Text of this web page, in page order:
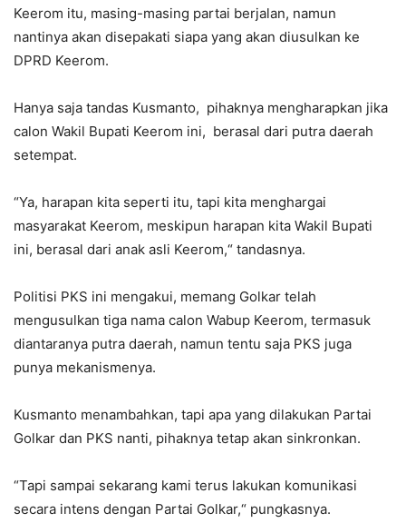
Keerom itu, masing-masing partai berjalan, namun
nantinya akan disepakati siapa yang akan diusulkan ke
DPRD Keerom.
Hanya saja tandas Kusmanto, pihaknya mengharapkan jika
calon Wakil Bupati Keerom ini, berasal dari putra daerah
setempat.
“Ya, harapan kita seperti itu, tapi kita menghargai
masyarakat Keerom, meskipun harapan kita Wakil Bupati
ini, berasal dari anak asli Keerom,“ tandasnya.
Politisi PKS ini mengakui, memang Golkar telah
mengusulkan tiga nama calon Wabup Keerom, termasuk
diantaranya putra daerah, namun tentu saja PKS juga
punya mekanismenya.
Kusmanto menambahkan, tapi apa yang dilakukan Partai
Golkar dan PKS nanti, pihaknya tetap akan sinkronkan.
“Tapi sampai sekarang kami terus lakukan komunikasi
secara intens dengan Partai Golkar,“ pungkasnya.